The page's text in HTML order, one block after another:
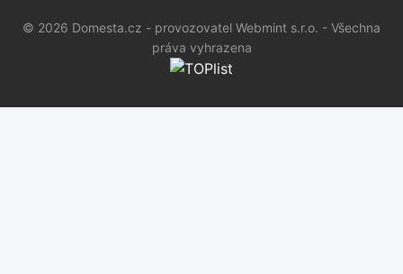
© 2026 Domesta.cz - provozovatel Webmint s.r.o. - Všechna
práva vyhrazena